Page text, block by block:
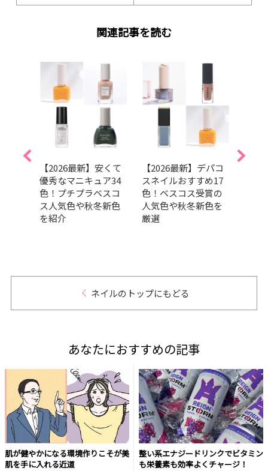
関連記事を読む
【2026最新】安くて
優秀なマニキュア34
色！プチプラベスコ
ス人気色や秋冬新色
を紹介
【2026最新】デパコ
スネイルおすすめ17
色！ベスコス受賞の
人気色や秋冬新色を
厳選
ネイルのトップにもどる
あなたにおすすめの記事
肌が健やかになる環境作りこそが美
肌を手に入れる近道
整い系エナジードリンクでビタミン
も栄養素も効率よくチャージ！